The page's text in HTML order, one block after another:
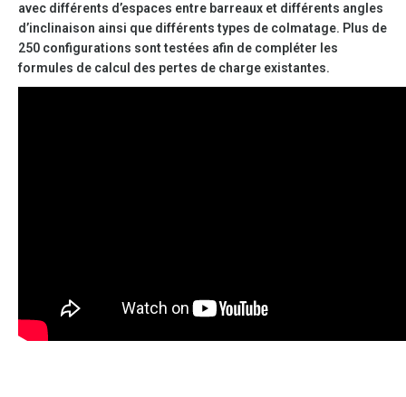
avec différents d’espaces entre barreaux et différents angles
d’inclinaison ainsi que différents types de colmatage. Plus de
250 configurations sont testées afin de compléter les
formules de calcul des pertes de charge existantes.